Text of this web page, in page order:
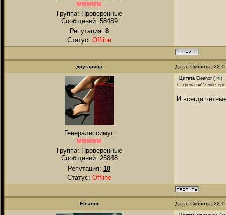
Группа: Проверенные
Сообщений: 58489
Репутация: 8
Статус: Offline
другарица Дата: Суббота,
Генералиссимус
Группа: Проверенные
Сообщений: 25848
Репутация: 10
Статус: Offline
Цитата Eleanor (
)
С хрена ли? Они
И всегда
Eleanor Дата: Суббота,